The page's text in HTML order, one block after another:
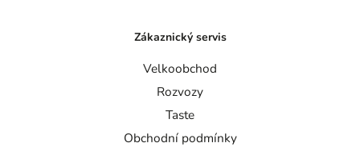
Zákaznický servis
Velkoobchod
Rozvozy
Taste
Obchodní podmínky